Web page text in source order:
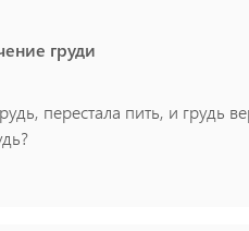
груди
перестала пить, и грудь